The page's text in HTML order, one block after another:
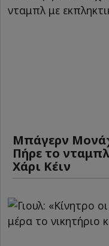
Μπάγερν
Πήρε το
Χάρι Κέιν